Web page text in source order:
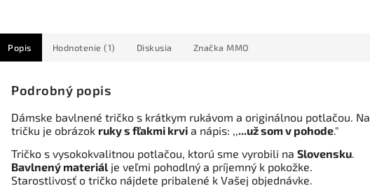
Popis Hodnotenie (1) Diskusia Značka MMO
Podrobný popis
Dámske bavlnené tričko s krátkym rukávom a originálnou potlačou. Na
tričku je obrázok ruky s fľakmi krvi a nápis: ,,...už som v pohode."
Tričko s vysokokvalitnou potlačou, ktorú sme vyrobili na Slovensku.
Bavlnený materiál je veľmi pohodlný a príjemný k pokožke.
Starostlivosť o tričko nájdete pribalené k Vašej objednávke.